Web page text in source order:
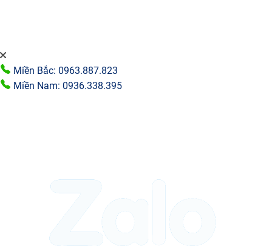
Miền Bắc: 0963.887.823
Miền Nam: 0936.338.395